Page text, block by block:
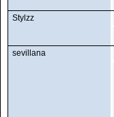
Stylzz
sevillana